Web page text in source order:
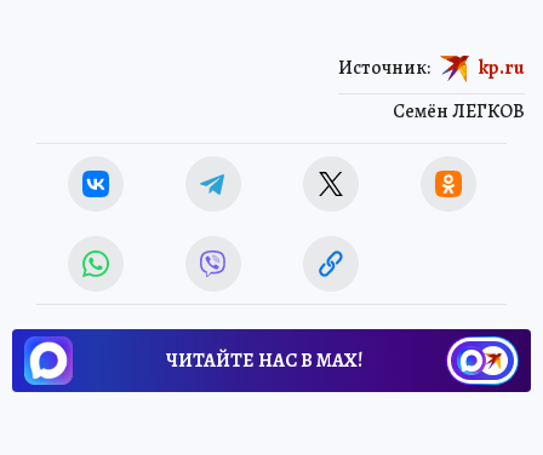
Семён ЛЕГКОВ
Источник: kp.ru
ЧИТАЙТЕ НАС В МАХ!